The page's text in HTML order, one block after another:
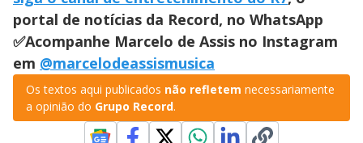
portal de notícias da Record, no WhatsApp
✅Acompanhe Marcelo de Assis no Instagram
em @marcelodeassismusica
Os textos aqui publicados não refletem necessariamente
a opinião do Grupo Record.